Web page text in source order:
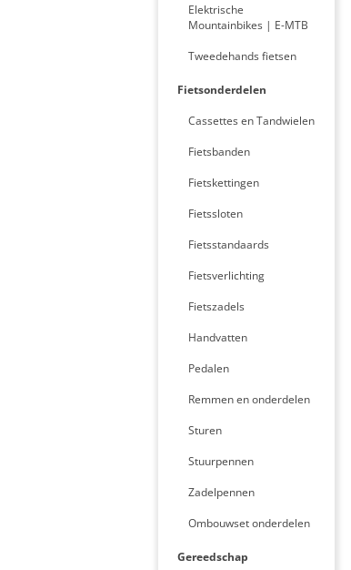
Elektrische
Mountainbikes | E-MTB
Tweedehands fietsen
Fietsonderdelen
Cassettes en Tandwielen
Fietsbanden
Fietskettingen
Fietssloten
Fietsstandaards
Fietsverlichting
Fietszadels
Handvatten
Pedalen
Remmen en onderdelen
Sturen
Stuurpennen
Zadelpennen
Ombouwset onderdelen
Gereedschap